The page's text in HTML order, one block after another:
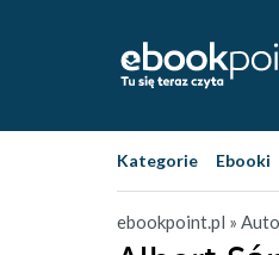
Kategorie Ebooki
ebookpoint.pl »